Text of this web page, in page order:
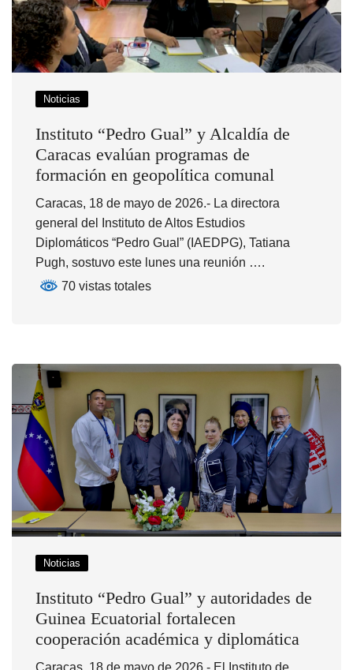
Noticias
Instituto “Pedro Gual” y Alcaldía de
Caracas evalúan programas de
formación en geopolítica comunal
Caracas, 18 de mayo de 2026.- La directora
general del Instituto de Altos Estudios
Diplomáticos “Pedro Gual” (IAEDPG), Tatiana
Pugh, sostuvo este lunes una reunión ….
70 vistas totales
Noticias
Instituto “Pedro Gual” y autoridades de
Guinea Ecuatorial fortalecen
cooperación académica y diplomática
Caracas, 18 de mayo de 2026.- El Instituto de